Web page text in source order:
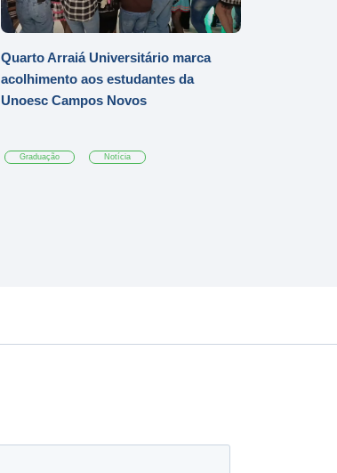
Quarto Arraiá Universitário marca
acolhimento aos estudantes da
Unoesc Campos Novos
Graduação Notícia